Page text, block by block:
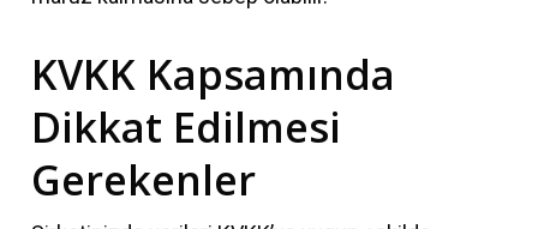
KVKK Kapsamında
Dikkat Edilmesi
Gerekenler